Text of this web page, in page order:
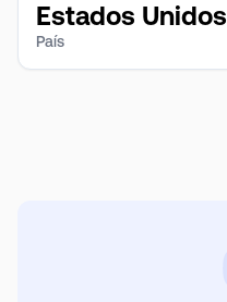
Estados Unidos
País